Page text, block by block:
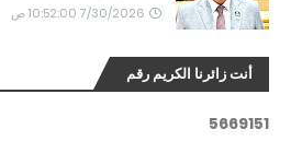
7/30/2026 10:52:00 ص
أنت زائرنا الكريم رقم
5669151